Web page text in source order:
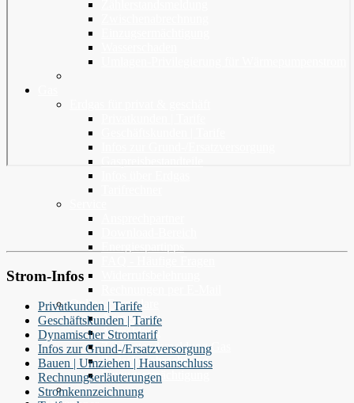
Online-Formulare
Anmeldung
Abmeldung
Zählerstandsmeldung Gas
Zwischenabrechnung
Einzugsermächtigung
Strom-Infos
Privatkunden | Tarife
Geschäftskunden | Tarife
Dynamischer Stromtarif
Infos zur Grund-/Ersatzversorgung
Bauen | Umziehen | Hausanschluss
Rechnungserläuterungen
Stromkennzeichnung